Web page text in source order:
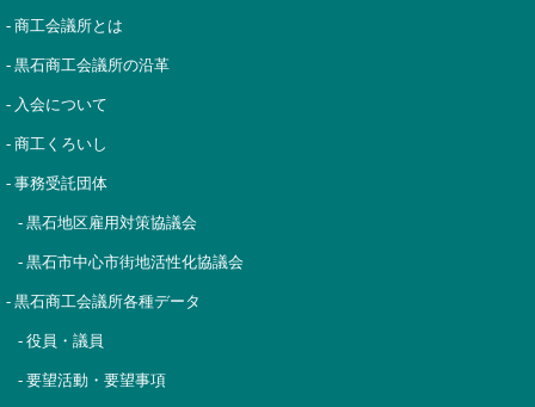
- 商工会議所とは
- 黒石商工会議所の沿革
- 入会について
- 商工くろいし
- 事務受託団体
- 黒石地区雇用対策協議会
- 黒石市中心市街地活性化協議会
- 黒石商工会議所各種データ
- 役員・議員
- 要望活動・要望事項